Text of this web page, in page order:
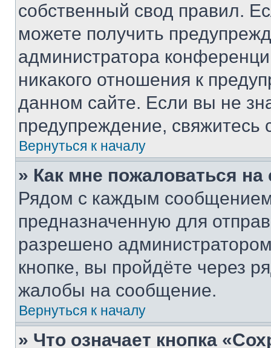
собственный свод правил.
можете получить
администратора
никакого отношения к
данном сайте. Если вы не
предупреждение,
Вернуться к началу
» Как мне пожаловаться
Рядом с каждым сообщением
предназначенную для
разрешено
кнопке, вы пройдёте через
жалобы на сообщение.
Вернуться к началу
» Что означает кнопка